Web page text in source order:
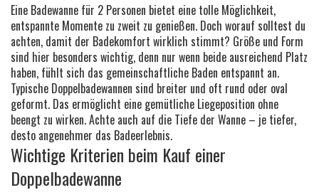
Eine Badewanne für 2 Personen bietet eine tolle Möglichkeit,
entspannte Momente zu zweit zu genießen. Doch worauf solltest du
achten, damit der Badekomfort wirklich stimmt? Größe und Form
sind hier besonders wichtig, denn nur wenn beide ausreichend Platz
haben, fühlt sich das gemeinschaftliche Baden entspannt an.
Typische Doppelbadewannen sind breiter und oft rund oder oval
geformt. Das ermöglicht eine gemütliche Liegeposition ohne
beengt zu wirken. Achte auch auf die Tiefe der Wanne – je tiefer,
desto angenehmer das Badeerlebnis.
Wichtige Kriterien beim Kauf einer
Doppelbadewanne